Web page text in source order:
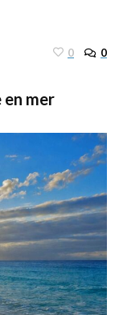
0 0
mer